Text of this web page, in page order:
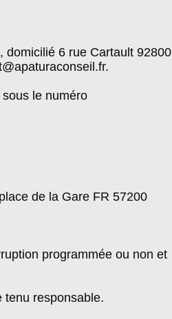
domicilié 6 rue Cartault 92800
le numéro
de la Gare FR 57200
programmée ou non et
tenu responsable.